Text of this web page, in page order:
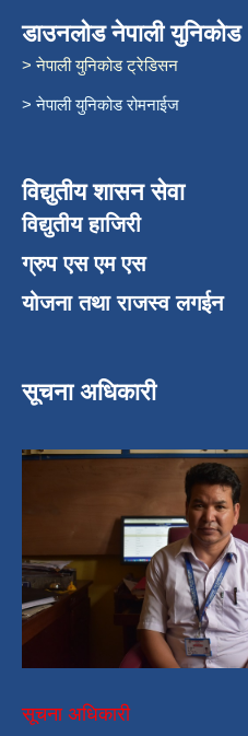
डाउनलोड नेपाली युनिकोड
> नेपाली युनिकोड ट्रेडिसन
> नेपाली युनिकोड रोमनाईज
विद्युतीय शासन सेवा
विद्युतीय हाजिरी
ग्रुप एस एम एस
योजना तथा राजस्व लगईन
सूचना अधिकारी
सूचना अधिकारी